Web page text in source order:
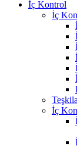
İç Kontrol
İç
İç